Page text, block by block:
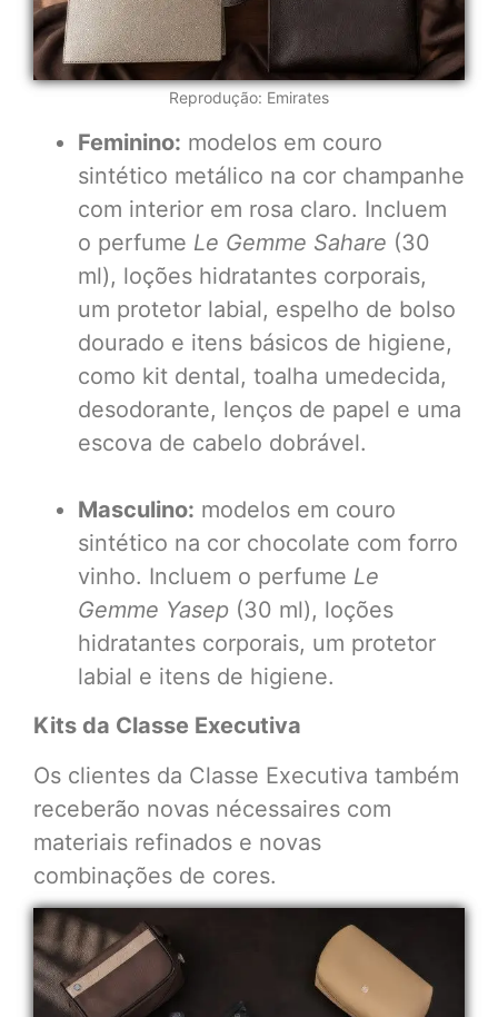
Reprodução: Emirates
Feminino: modelos em couro
sintético metálico na cor champanhe
com interior em rosa claro. Incluem
o perfume Le Gemme Sahare (30
ml), loções hidratantes corporais,
um protetor labial, espelho de bolso
dourado e itens básicos de higiene,
como kit dental, toalha umedecida,
desodorante, lenços de papel e uma
escova de cabelo dobrável.
Masculino: modelos em couro
sintético na cor chocolate com forro
vinho. Incluem o perfume Le
Gemme Yasep (30 ml), loções
hidratantes corporais, um protetor
labial e itens de higiene.
Kits da Classe Executiva
Os clientes da Classe Executiva também
receberão novas nécessaires com
materiais refinados e novas
combinações de cores.